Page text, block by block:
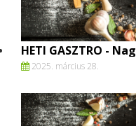
HETI GASZTRO -
2025. március 28.